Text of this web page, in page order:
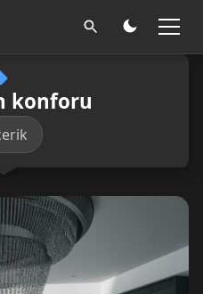
konforu